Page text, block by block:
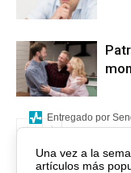
Una vez a la
artículos más
Entregado por